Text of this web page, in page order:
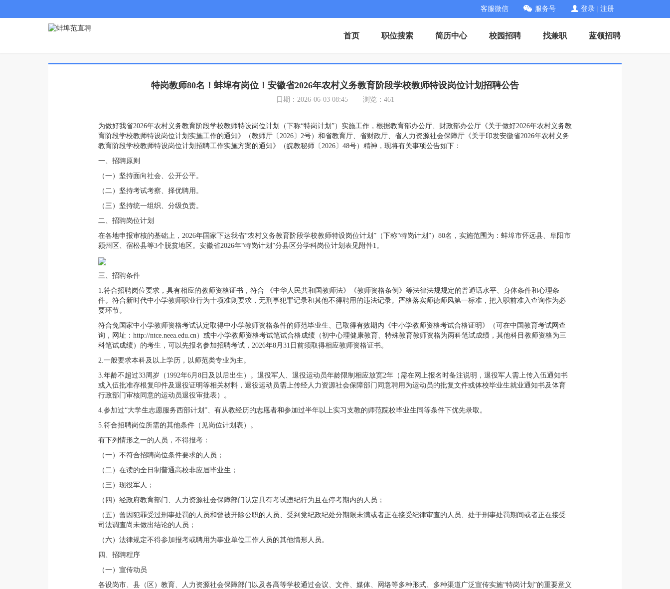
客服微信 服务号 登录 注册
首页 职位搜索 简历中心 校园招聘 找兼职 蓝领招聘
特岗教师80名！蚌埠有岗位！安徽省2026年农村义务教育阶段学校教师特设岗位计划招聘公告
日期：2026-06-03 08:45 浏览：461
为做好我省2026年农村义务教育阶段学校教师特设岗位计划（下称“特岗计划”）实施工作，根据教育部办公厅、财政部办公厅《关于做好2026年农村义务教
育阶段学校教师特设岗位计划实施工作的通知》（教师厅〔2026〕2号）和省教育厅、省财政厅、省人力资源社会保障厅《关于印发安徽省2026年农村义务
教育阶段学校教师特设岗位计划招聘工作实施方案的通知》（皖教秘师〔2026〕48号）精神，现将有关事项公告如下：
一、招聘原则
（一）坚持面向社会、公开公平。
（二）坚持考试考察、择优聘用。
（三）坚持统一组织、分级负责。
二、招聘岗位计划
在各地申报审核的基础上，2026年国家下达我省“农村义务教育阶段学校教师特设岗位计划”（下称“特岗计划”）80名，实施范围为：蚌埠市怀远县、阜阳市
颍州区、宿松县等3个脱贫地区。安徽省2026年“特岗计划”分县区分学科岗位计划表见附件1。
三、招聘条件
1.符合招聘岗位要求，具有相应的教师资格证书，符合 《中华人民共和国教师法》《教师资格条例》等法律法规规定的普通话水平、身体条件和心理条
件。符合新时代中小学教师职业行为十项准则要求，无刑事犯罪记录和其他不得聘用的违法记录。严格落实师德师风第一标准，把入职前准入查询作为必
要环节。
符合免国家中小学教师资格考试认定取得中小学教师资格条件的师范毕业生、已取得有效期内《中小学教师资格考试合格证明》（可在中国教育考试网查
询，网址：http://ntce.neea.edu.cn）或中小学教师资格考试笔试合格成绩（初中心理健康教育、特殊教育教师资格为两科笔试成绩，其他科目教师资格为三
科笔试成绩）的考生，可以先报名参加招聘考试，2026年8月31日前须取得相应教师资格证书。
2.一般要求本科及以上学历，以师范类专业为主。
3.年龄不超过33周岁（1992年6月8日及以后出生）。退役军人、退役运动员年龄限制相应放宽2年（需在网上报名时备注说明，退役军人需上传入伍通知书
或入伍批准存根复印件及退役证明等相关材料，退役运动员需上传经人力资源社会保障部门同意聘用为运动员的批复文件或体校毕业生就业通知书及体育
行政部门审核同意的运动员退役审批表）。
4.参加过“大学生志愿服务西部计划”、有从教经历的志愿者和参加过半年以上实习支教的师范院校毕业生同等条件下优先录取。
5.符合招聘岗位所需的其他条件（见岗位计划表）。
有下列情形之一的人员，不得报考：
（一）不符合招聘岗位条件要求的人员；
（二）在读的全日制普通高校非应届毕业生；
（三）现役军人；
（四）经政府教育部门、人力资源社会保障部门认定具有考试违纪行为且在停考期内的人员；
（五）曾因犯罪受过刑事处罚的人员和曾被开除公职的人员、受到党纪政纪处分期限未满或者正在接受纪律审查的人员、处于刑事处罚期间或者正在接受
司法调查尚未做出结论的人员；
（六）法律规定不得参加报考或聘用为事业单位工作人员的其他情形人员。
四、招聘程序
（一）宣传动员
各设岗市、县（区）教育、人力资源社会保障部门以及各高等学校通过会议、文件、媒体、网络等多种形式、多种渠道广泛宣传实施“特岗计划”的重要意义